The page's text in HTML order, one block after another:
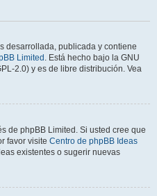
desarrollada, publicada y contiene
Limited. Está hecho bajo la GNU
2.0) y es de libre distribución. Vea
de phpBB Limited. Si usted cree que
favor visite Centro de phpBB Ideas
existentes o sugerir nuevas